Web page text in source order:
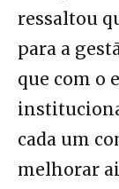
ressaltou
para a
que com o
cada um
melhorar